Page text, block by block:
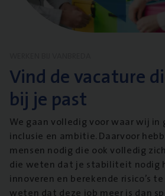
Vind de vacature
bij je past
We gaan volledig voor waar wij
inclusie en ambitie. Daarvoor
mensen nodig die ook volledig
die weten dat je stabiliteit nodig
innoveren en berekende risico’s
weten dat deze job meer is dan